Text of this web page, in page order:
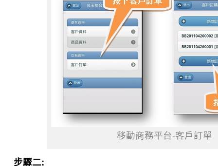
移動商務平台-客戶訂單
步驟二: